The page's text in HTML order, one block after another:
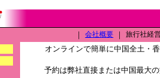
｜ 会社概要 ｜ 旅行社経
オンラインで簡単に中国全土・
予約は弊社直接または中国最大